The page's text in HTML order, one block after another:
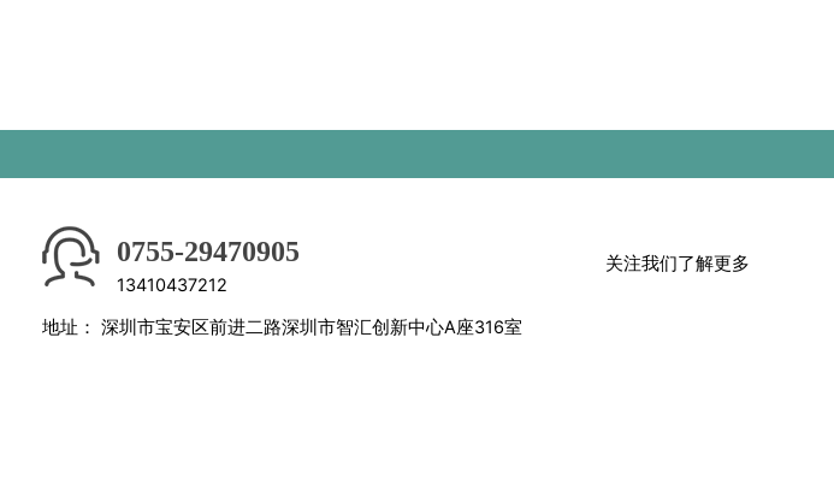
0755-29470905
13410437212
地址： 深圳市宝安区前进二路深圳市智汇创新中心A座316室
关注我们了解更多